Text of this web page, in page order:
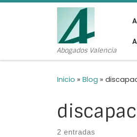
Saltar al contenido
Abogados Valencia
Inicio » Blog »
2 entradas